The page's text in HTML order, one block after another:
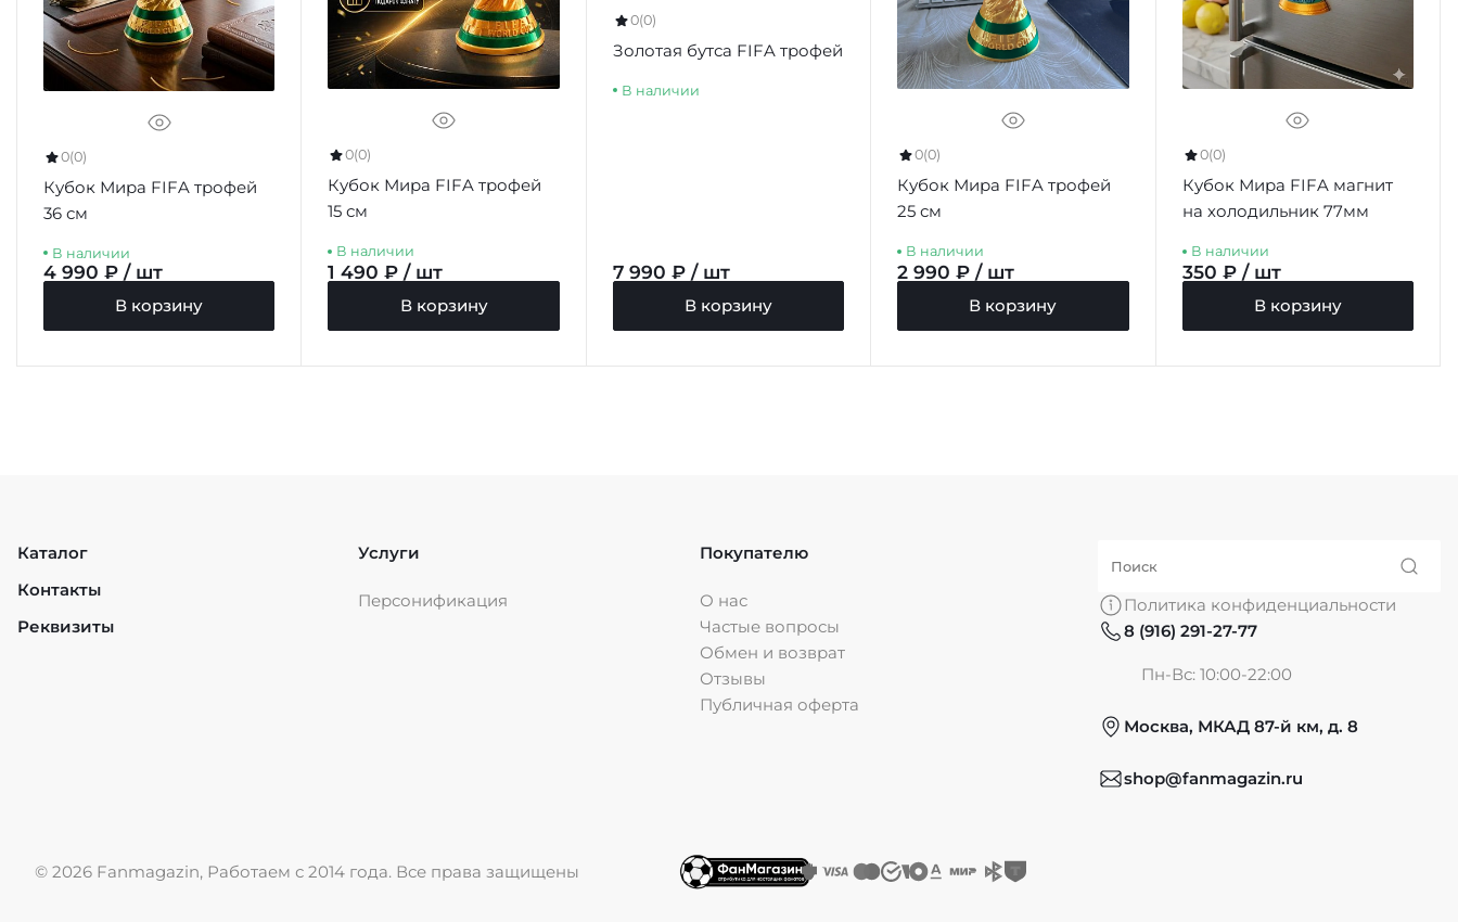
0(0)
Кубок Мира FIFA трофей
36 см
В наличии
4 990 ₽ / шт
В корзину
0(0)
Кубок Мира FIFA трофей
15 см
В наличии
1 490 ₽ / шт
В корзину
0(0)
Золотая бутса FIFA трофей
В наличии
7 990 ₽ / шт
В корзину
0(0)
Кубок Мира FIFA трофей
25 см
В наличии
2 990 ₽ / шт
В корзину
0(0)
Кубок Мира FIFA магнит
на холодильник 77мм
В наличии
350 ₽ / шт
В корзину
Каталог
Контакты
Реквизиты
Услуги
Персонификация
Покупателю
О нас
Частые вопросы
Обмен и возврат
Отзывы
Публичная оферта
Политика конфиденциальности
8 (916) 291-27-77
Пн-Вс: 10:00-22:00
Москва, МКАД 87-й км, д. 8
shop@fanmagazin.ru
© 2026 Fanmagazin, Работаем с 2014 года. Все права защищены